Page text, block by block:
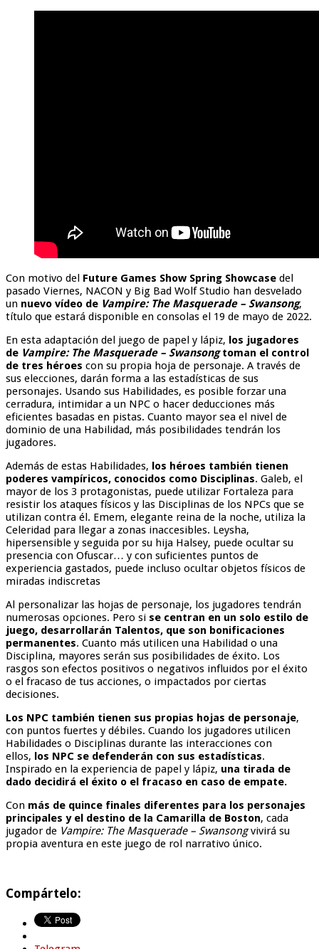
Con motivo del Future Games Show Spring Showcase del
pasado Viernes, NACON y Big Bad Wolf Studio han desvelado
un nuevo vídeo de Vampire: The Masquerade – Swansong,
título que estará disponible en consolas el 19 de mayo de 2022.
En esta adaptación del juego de papel y lápiz, los jugadores
de Vampire: The Masquerade – Swansongtoman el control
de tres héroes con su propia hoja de personaje. A través de
sus elecciones, darán forma a las estadísticas de sus
personajes. Usando sus Habilidades, es posible forzar una
cerradura, intimidar a un NPC o hacer deducciones más
eficientes basadas en pistas. Cuanto mayor sea el nivel de
dominio de una Habilidad, más posibilidades tendrán los
jugadores.
Además de estas Habilidades, los héroes también tienen
poderes vampíricos, conocidos como Disciplinas. Galeb, el
mayor de los 3 protagonistas, puede utilizar Fortaleza para
resistir los ataques físicos y las Disciplinas de los NPCs que se
utilizan contra él. Emem, elegante reina de la noche, utiliza la
Celeridad para llegar a zonas inaccesibles. Leysha,
hipersensible y seguida por su hija Halsey, puede ocultar su
presencia con Ofuscar… y con suficientes puntos de
experiencia gastados, puede incluso ocultar objetos físicos de
miradas indiscretas
Al personalizar las hojas de personaje, los jugadores tendrán
numerosas opciones. Pero si se centran en un solo estilo de
juego, desarrollarán Talentos, que son bonificaciones
permanentes. Cuanto más utilicen una Habilidad o una
Disciplina, mayores serán sus posibilidades de éxito. Los
rasgos son efectos positivos o negativos influidos por el éxito
o el fracaso de tus acciones, o impactados por ciertas
decisiones.
Los NPC también tienen sus propias hojas de personaje,
con puntos fuertes y débiles. Cuando los jugadores utilicen
Habilidades o Disciplinas durante las interacciones con
ellos, los NPC se defenderán con sus estadísticas.
Inspirado en la experiencia de papel y lápiz, una tirada de
dado decidirá el éxito o el fracaso en caso de empate.
Con más de quince finales diferentes para los personajes
principales y el destino de la Camarilla de Boston, cada
jugador de Vampire: The Masquerade – Swansongvivirá su
propia aventura en este juego de rol narrativo único.
Compártelo: